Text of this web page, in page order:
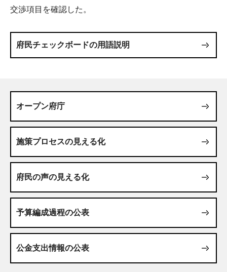
交渉項目を確認した。
府民チェックボードの用語説明
オープン府庁
施策プロセスの見える化
府民の声の見える化
予算編成過程の公表
公金支出情報の公表